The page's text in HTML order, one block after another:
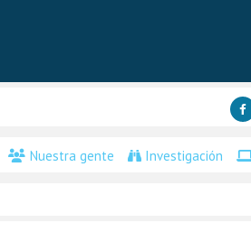
Nuestra gente Investigación